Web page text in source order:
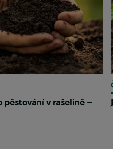
v rašelině –